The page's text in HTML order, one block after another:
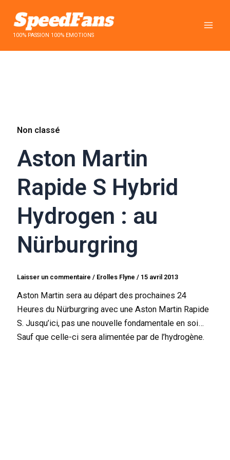
contenu100% PASSION 100% EMOTIONS
Non classé
Aston Martin
Rapide S Hybrid
Hydrogen : au
Nürburgring
Laisser un commentaire / Erolles Flyne/ 15 avril 2013
Aston Martin sera au départ des prochaines 24
Heures du Nürburgring avec une Aston Martin Rapide
S. Jusqu’ici, pas une nouvelle fondamentale en soi…
Sauf que celle-ci sera alimentée par de l’hydrogène.